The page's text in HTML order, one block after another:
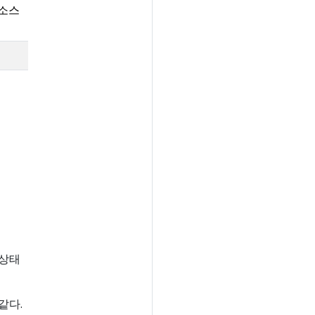
스
태
다.